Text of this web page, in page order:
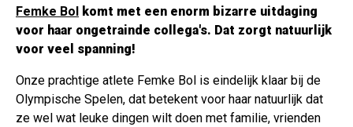
Femke Bol komt met een enorm bizarre uitdaging
voor haar ongetrainde collega's. Dat zorgt natuurlijk
voor veel spanning!
Onze prachtige atlete Femke Bol is eindelijk klaar bij de
Olympische Spelen, dat betekent voor haar natuurlijk dat
ze wel wat leuke dingen wilt doen met familie, vrienden